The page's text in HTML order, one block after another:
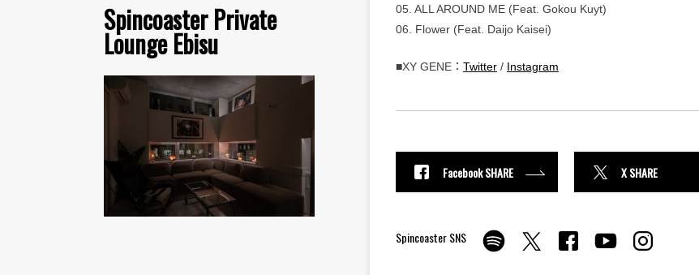
Spincoaster Private
Lounge Ebisu
05. ALL AROUND ME (Feat. Gokou Kuyt)
06. Flower (Feat. Daijo Kaisei)
■XY GENE： Twitter / Instagram
Facebook SHARE X SHARE
Spincoaster SNS